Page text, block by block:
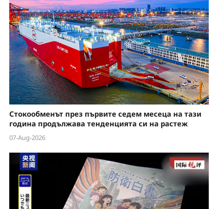
Стокообменът през първите седем месеца на тази
година продължава тенденцията си на растеж
07-Aug-2026